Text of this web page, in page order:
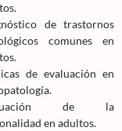
de trastornos
comunes en
de evaluación en
de la
en adultos.